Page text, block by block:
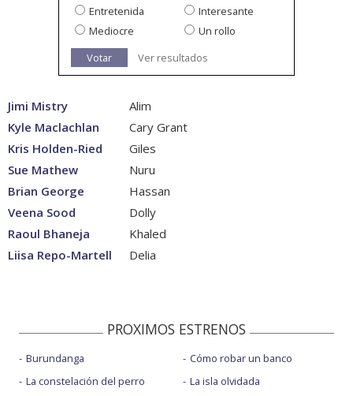
Entretenida
Interesante
Mediocre
Un rollo
Votar
Ver resultados
Jimi Mistry
Alim
Kyle Maclachlan
Cary Grant
Kris Holden-Ried
Giles
Sue Mathew
Nuru
Brian George
Hassan
Veena Sood
Dolly
Raoul Bhaneja
Khaled
Liisa Repo-Martell
Delia
PROXIMOS ESTRENOS
Burundanga
La constelación del perro
Cómo robar un banco
La isla olvidada